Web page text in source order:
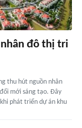
đô thị tri
thu hút nguồn nhân
mới sáng tạo. Đây
phát triển dự án khu